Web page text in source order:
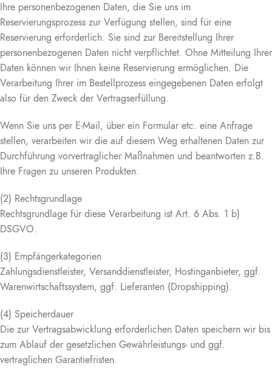
Ihre personenbezogenen Daten, die Sie uns im
Reservierungsprozess zur Verfügung stellen, sind für eine
Reservierung erforderlich. Sie sind zur Bereitstellung Ihrer
personenbezogenen Daten nicht verpflichtet. Ohne Mitteilung Ihrer
Daten können wir Ihnen keine Reservierung ermöglichen. Die
Verarbeitung Ihrer im Bestellprozess eingegebenen Daten erfolgt
also für den Zweck der Vertragserfüllung.
Wenn Sie uns per E-Mail, über ein Formular etc. eine Anfrage
stellen, verarbeiten wir die auf diesem Weg erhaltenen Daten zur
Durchführung vorvertraglicher Maßnahmen und beantworten z.B.
Ihre Fragen zu unseren Produkten.
(2) Rechtsgrundlage
Rechtsgrundlage für diese Verarbeitung ist Art. 6 Abs. 1 b)
DSGVO.
(3) Empfängerkategorien
Zahlungsdienstleister, Versanddienstleister, Hostinganbieter, ggf.
Warenwirtschaftssystem, ggf. Lieferanten (Dropshipping).
(4) Speicherdauer
Die zur Vertragsabwicklung erforderlichen Daten speichern wir bis
zum Ablauf der gesetzlichen Gewährleistungs- und ggf.
vertraglichen Garantiefristen.